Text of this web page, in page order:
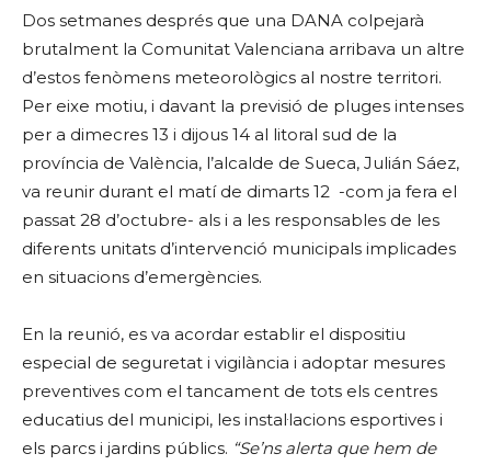
Dos setmanes després que una DANA colpejarà
brutalment la Comunitat Valenciana arribava un altre
d’estos fenòmens meteorològics al nostre territori.
Per eixe motiu, i davant la previsió de pluges intenses
per a dimecres 13 i dijous 14 al litoral sud de la
província de València, l’alcalde de Sueca, Julián Sáez,
va reunir durant el matí de dimarts 12 -com ja fera el
passat 28 d’octubre- als i a les responsables de les
diferents unitats d’intervenció municipals implicades
en situacions d’emergències.
En la reunió, es va acordar establir el dispositiu
especial de seguretat i vigilància i adoptar mesures
preventives com el tancament de tots els centres
educatius del municipi, les instal·lacions esportives i
els parcs i jardins públics. “Se’ns alerta que hem de